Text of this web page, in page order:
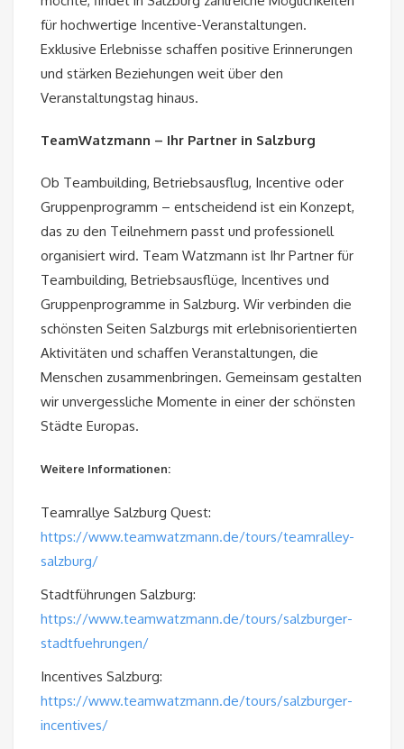
für hochwertige Incentive-Veranstaltungen.
Exklusive Erlebnisse schaffen positive Erinnerungen
und stärken Beziehungen weit über den
Veranstaltungstag hinaus.
TeamWatzmann – Ihr Partner in Salzburg
Ob Teambuilding, Betriebsausflug, Incentive oder
Gruppenprogramm – entscheidend ist ein Konzept,
das zu den Teilnehmern passt und professionell
organisiert wird. Team Watzmann ist Ihr Partner für
Teambuilding, Betriebsausflüge, Incentives und
Gruppenprogramme in Salzburg. Wir verbinden die
schönsten Seiten Salzburgs mit erlebnisorientierten
Aktivitäten und schaffen Veranstaltungen, die
Menschen zusammenbringen. Gemeinsam gestalten
wir unvergessliche Momente in einer der schönsten
Städte Europas.
Weitere Informationen:
Teamrallye Salzburg Quest:
https://www.teamwatzmann.de/tours/teamralley-
salzburg/
Stadtführungen Salzburg:
https://www.teamwatzmann.de/tours/salzburger-
stadtfuehrungen/
Incentives Salzburg:
https://www.teamwatzmann.de/tours/salzburger-
incentives/